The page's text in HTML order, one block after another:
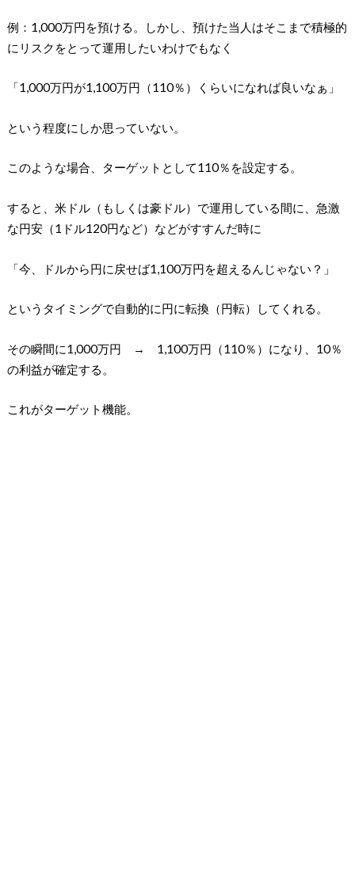
例：1,000万円を預ける。しかし、預けた当人はそこまで積極的
にリスクをとって運用したいわけでもなく
「1,000万円が1,100万円（110％）くらいになれば良いなぁ」
という程度にしか思っていない。
このような場合、ターゲットとして110％を設定する。
すると、米ドル（もしくは豪ドル）で運用している間に、急激
な円安（1ドル120円など）などがすすんだ時に
「今、ドルから円に戻せば1,100万円を超えるんじゃない？」
というタイミングで自動的に円に転換（円転）してくれる。
その瞬間に1,000万円 → 1,100万円（110％）になり、10％
の利益が確定する。
これがターゲット機能。